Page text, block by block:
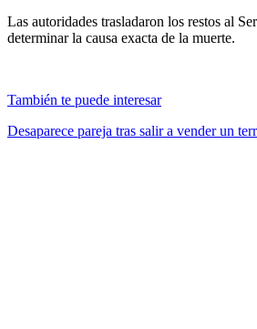
Las autoridades trasladaron los restos al
determinar la causa exacta de la muerte.
También te puede interesar
Desaparece pareja tras salir a vender un